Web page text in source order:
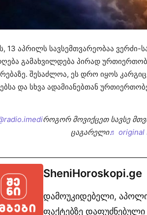
13 აპრილს სავსემთვარეობაა
გამახვილდება პირად
შესაძლოა, ეს დრო იყოს
და სხვა ადამიანებთან
როგორ მოვიქცეთ სავსე
ცაგარელი♬ original
SheniHoroskopi.ge
დამოუკიდებელი,
ფაქტებზე